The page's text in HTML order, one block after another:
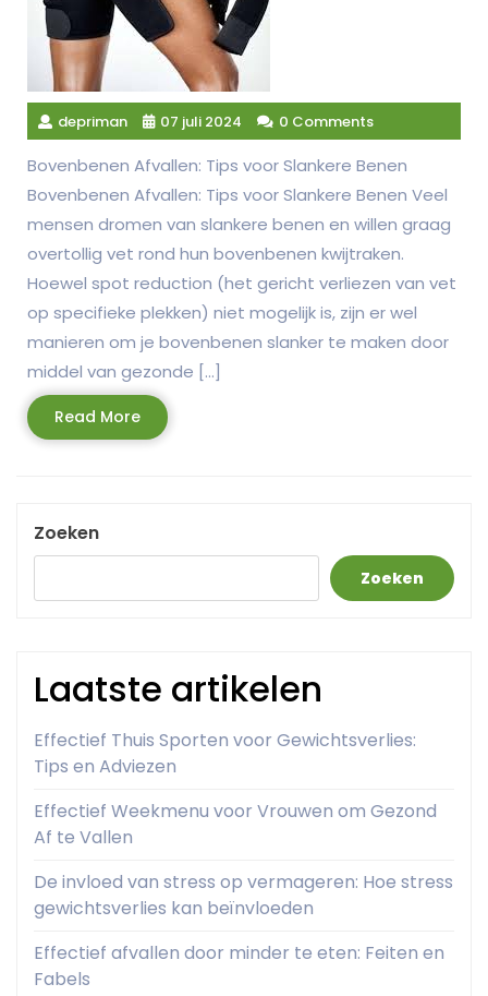
depriman 07 juli 2024 0 Comments
Bovenbenen Afvallen: Tips voor Slankere Benen
Bovenbenen Afvallen: Tips voor Slankere Benen Veel
mensen dromen van slankere benen en willen graag
overtollig vet rond hun bovenbenen kwijtraken.
Hoewel spot reduction (het gericht verliezen van vet
op specifieke plekken) niet mogelijk is, zijn er wel
manieren om je bovenbenen slanker te maken door
middel van gezonde […]
Read MoreRead
More
Zoeken
Zoeken
Laatste artikelen
Effectief Thuis Sporten voor Gewichtsverlies:
Tips en Adviezen
Effectief Weekmenu voor Vrouwen om Gezond
Af te Vallen
De invloed van stress op vermageren: Hoe stress
gewichtsverlies kan beïnvloeden
Effectief afvallen door minder te eten: Feiten en
Fabels